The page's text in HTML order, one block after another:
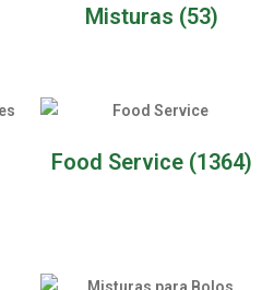
Misturas (53)
Food Service (1364)